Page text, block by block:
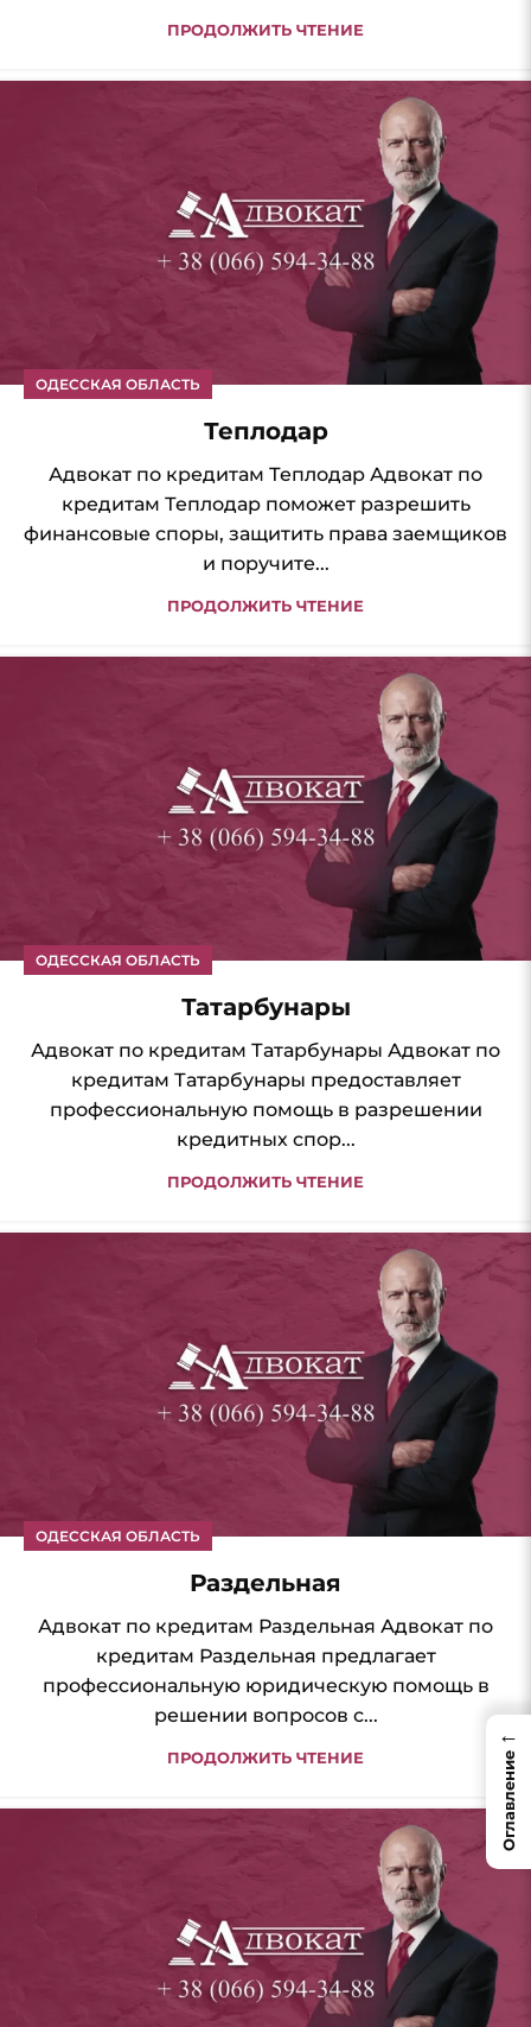
ПРОДОЛЖИТЬ ЧТЕНИЕ
ОДЕССКАЯ ОБЛАСТЬ
Теплодар
Адвокат по кредитам Теплодар Адвокат по
кредитам Теплодар поможет разрешить
финансовые споры, защитить права заемщиков
и поручите...
ПРОДОЛЖИТЬ ЧТЕНИЕ
ОДЕССКАЯ ОБЛАСТЬ
Татарбунары
Адвокат по кредитам Татарбунары Адвокат по
кредитам Татарбунары предоставляет
профессиональную помощь в разрешении
кредитных спор...
ПРОДОЛЖИТЬ ЧТЕНИЕ
ОДЕССКАЯ ОБЛАСТЬ
Раздельная
Адвокат по кредитам Раздельная Адвокат по
кредитам Раздельная предлагает
профессиональную юридическую помощь в
решении вопросов с...
ПРОДОЛЖИТЬ ЧТЕНИЕ
←
Оглавление